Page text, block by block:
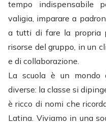
tempo indispensabile
valigia, imparare a
a tutti di fare la propria
risorse del gruppo, in un
e di collaborazione.
La scuola è un mondo
diverse: la classe si
è ricco di nomi che
Latina. Viviamo in una